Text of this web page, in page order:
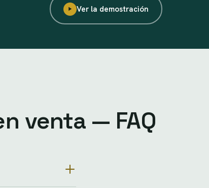
Ver la demostración
venta — FAQ